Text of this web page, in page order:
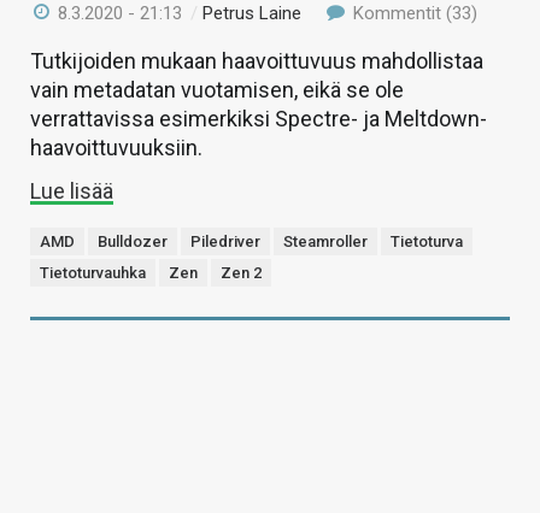
8.3.2020 - 21:13 / Petrus Laine Kommentit (33)
Tutkijoiden mukaan haavoittuvuus mahdollistaa
vain metadatan vuotamisen, eikä se ole
verrattavissa esimerkiksi Spectre- ja Meltdown-
haavoittuvuuksiin.
Lue lisää
AMD Bulldozer Piledriver Steamroller
Tietoturva
Tietoturvauhka
Zen Zen 2